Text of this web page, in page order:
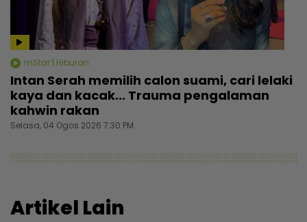
mStar | Hiburan
Intan Serah memilih calon suami, cari lelaki
kaya dan kacak... Trauma pengalaman
kahwin rakan
Selasa, 04 Ogos 2026 7:30 PM
Artikel Lain